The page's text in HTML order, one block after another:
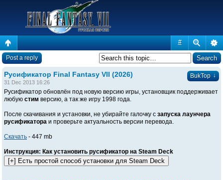
#
Post a reply
BukTop ↓
Русификатор Final Fantasy VII (2026)
31 Dec 2013 16:26
Русификатор обновлён под новую версию игры, установщик поддерживает
любую стим версию, а так же игру 1998 года.
После скачивания и установки, не убирайте галочку с запуска лаунчера
русификатора и проверьте актуальность версии перевода.
Скачать - 447 mb
Инструкция: Как установить русификатор на Steam Deck